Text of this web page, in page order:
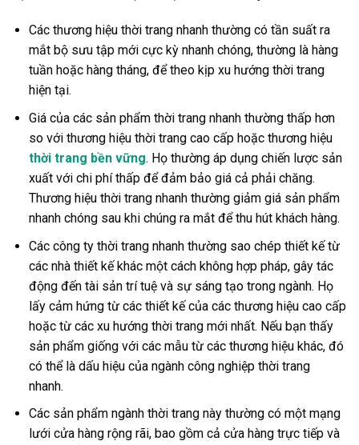
Các thương hiệu thời trang nhanh thường có tần suất ra
mắt bộ sưu tập mới cực kỳ nhanh chóng, thường là hàng
tuần hoặc hàng tháng, để theo kịp xu hướng thời trang
hiện tại.
Giá của các sản phẩm thời trang nhanh thường thấp hơn
so với thương hiệu thời trang cao cấp hoặc thương hiệu
thời trang bền vững. Họ thường áp dụng chiến lược sản
xuất với chi phí thấp để đảm bảo giá cả phải chăng.
Thương hiệu thời trang nhanh thường giảm giá sản phẩm
nhanh chóng sau khi chúng ra mắt để thu hút khách hàng.
Các công ty thời trang nhanh thường sao chép thiết kế từ
các nhà thiết kế khác một cách không hợp pháp, gây tác
động đến tài sản trí tuệ và sự sáng tạo trong ngành. Họ
lấy cảm hứng từ các thiết kế của các thương hiệu cao cấp
hoặc từ các xu hướng thời trang mới nhất. Nếu bạn thấy
sản phẩm giống với các mẫu từ các thương hiệu khác, đó
có thể là dấu hiệu của ngành công nghiệp thời trang
nhanh.
Các sản phẩm ngành thời trang này thường có một mạng
lưới cửa hàng rộng rãi, bao gồm cả cửa hàng trực tiếp và